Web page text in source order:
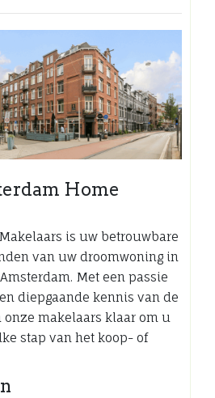
Home
is uw betrouwbare
van uw droomwoning in
Met een passie
diepgaande kennis van de
onze makelaars klaar om u
stap van het koop- of